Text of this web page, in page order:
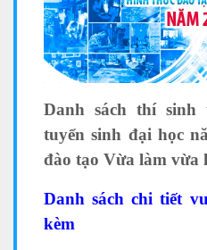
Danh sách thí
tuyển sinh đại học
đào tạo Vừa làm vừa
Danh sách chi tiết
kèm